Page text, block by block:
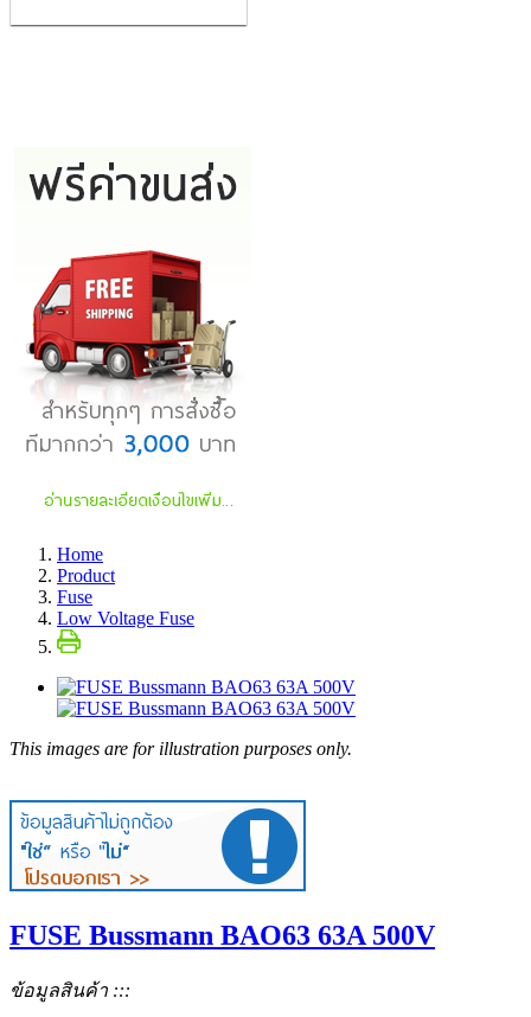
Home
Product
Fuse
Low Voltage Fuse
This images are for illustration purposes only.
FUSE Bussmann BAO63 63A 500V
ข้อมูลสินค้า :::